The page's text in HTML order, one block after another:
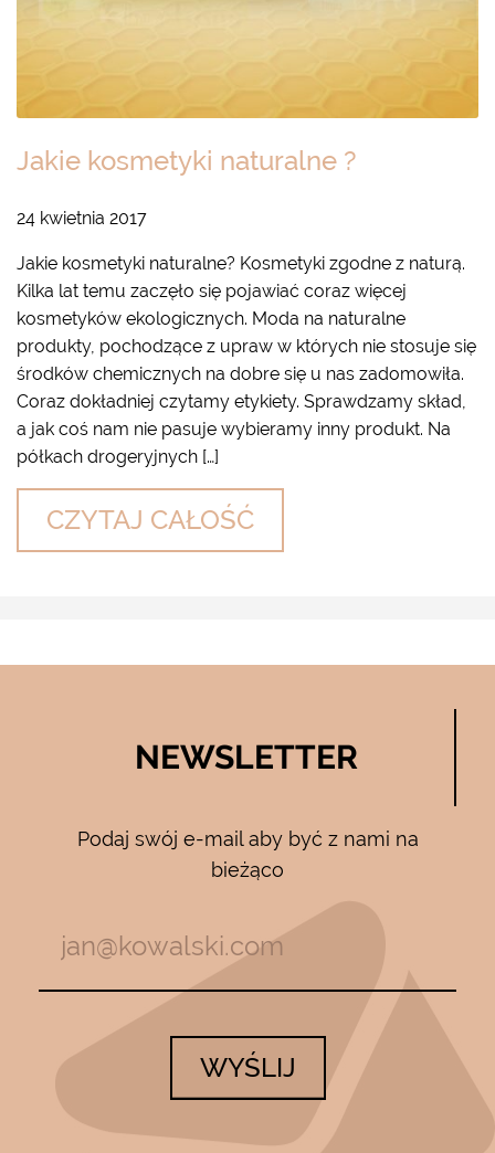
Jakie kosmetyki naturalne ?
24 kwietnia 2017
Jakie kosmetyki naturalne? Kosmetyki zgodne z naturą.
Kilka lat temu zaczęło się pojawiać coraz więcej
kosmetyków ekologicznych. Moda na naturalne
produkty, pochodzące z upraw w których nie stosuje się
środków chemicznych na dobre się u nas zadomowiła.
Coraz dokładniej czytamy etykiety. Sprawdzamy skład,
a jak coś nam nie pasuje wybieramy inny produkt. Na
półkach drogeryjnych […]
CZYTAJ CAŁOŚĆ
NEWSLETTER
Podaj swój e-mail aby być z nami na
bieżąco
WYŚLIJ